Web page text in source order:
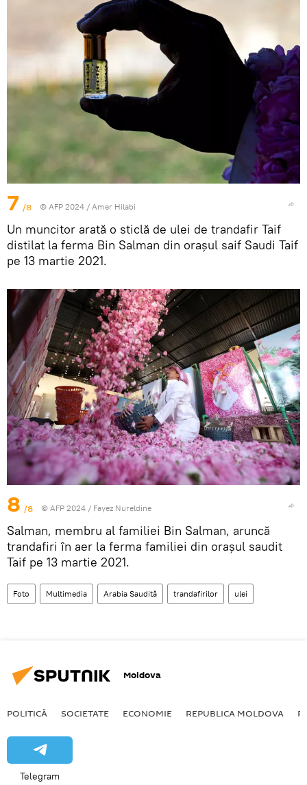
7 /8 © AFP 2024 / Amer Hilabi
Un muncitor arată o sticlă de ulei de trandafir Taif
distilat la ferma Bin Salman din orașul saif Saudi Taif
pe 13 martie 2021.
8 /8 © AFP 2024 / Fayez Nureldine
Salman, membru al familiei Bin Salman, aruncă
trandafiri în aer la ferma familiei din orașul saudit
Taif pe 13 martie 2021.
Foto Multimedia Arabia Saudită trandafirilor ulei
Moldova
POLITICĂ SOCIETATE ECONOMIE REPUBLICA MOLDOVA
Telegram